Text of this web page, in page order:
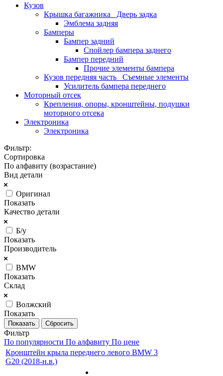
Кузов
Крышка багажника_ Дверь задка
Эмблема задняя
Бамперы
Бампер задний
Спойлер бампера заднего
Бампер передний
Прочие элементы бампера
Кузов передняя часть_ Съемные элементы
Усилитель бампера переднего
Моторный отсек
Крепления, опоры, кронштейны, подушки
моторного отсека
Электроника
Электроника
Фильтр:
Сортировка
По алфавиту (возрастание)
Вид детали
Оригинал
Показать
Качество детали
Б/у
Показать
Производитель
BMW
Показать
Склад
Волжский
Показать
Сбросить
Фильтр
По популярности По алфавиту По цене
Кронштейн крыла переднего левого BMW 3
G20 (2018-н.в.)